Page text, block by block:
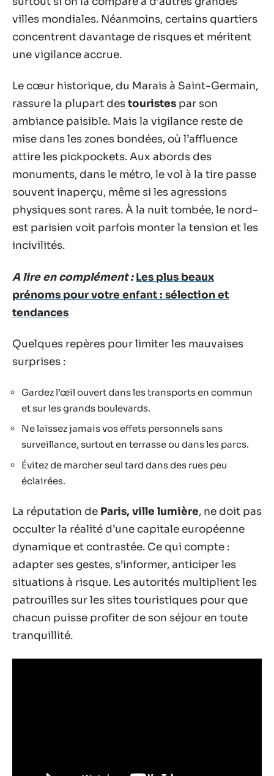
villes mondiales. Néanmoins, certains quartiers
concentrent davantage de risques et méritent
une vigilance accrue.
Le cœur historique, du Marais à Saint-Germain,
rassure la plupart destouristes par son
ambiance paisible. Mais la vigilance reste de
mise dans les zones bondées, où l’affluence
attire les pickpockets. Aux abords des
monuments, dans le métro, le vol à la tire passe
souvent inaperçu, même si les agressions
physiques sont rares. À la nuit tombée, le nord-
est parisien voit parfois monter la tension et les
incivilités.
A lire en complément : Les plus beaux
prénoms pour votre enfant : sélection et
tendances
Quelques repères pour limiter les mauvaises
surprises :
Gardez l’œil ouvert dans les transports en commun
et sur les grands boulevards.
Ne laissez jamais vos effets personnels sans
surveillance, surtout en terrasse ou dans les parcs.
Évitez de marcher seul tard dans des rues peu
éclairées.
La réputation de Paris, ville lumière, ne doit pas
occulter la réalité d’une capitale européenne
dynamique et contrastée. Ce qui compte :
adapter ses gestes, s’informer, anticiper les
situations à risque. Les autorités multiplient les
patrouilles sur les sites touristiques pour que
chacun puisse profiter de son séjour en toute
tranquillité.